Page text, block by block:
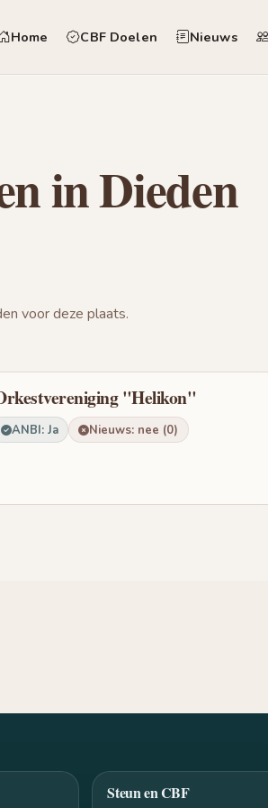
Home CBF Doelen Nieuws
in Dieden
voor deze plaats.
"Helikon"
ANBI: Ja Nieuws: nee (0)
Steun en CBF